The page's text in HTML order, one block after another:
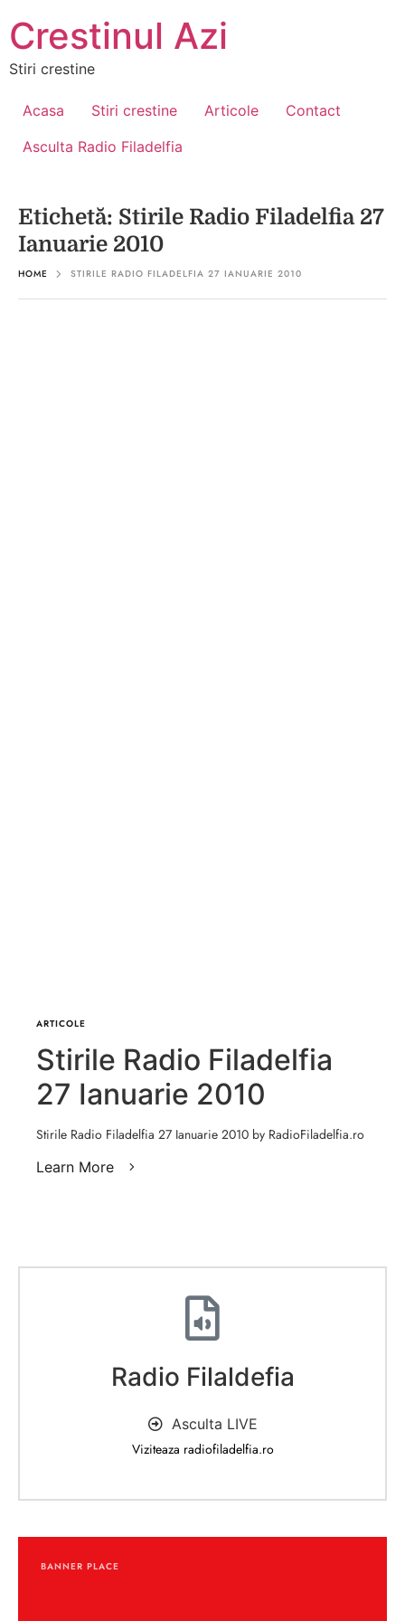
Crestinul Azi
Stiri crestine
Acasa Stiri crestine Articole
Contact
Asculta Radio Filadelfia
Etichetă: Stirile Radio Filadelfia 27
Ianuarie 2010
HOME STIRILE RADIO FILADELFIA 27 IANUARIE 2010
ARTICOLE
Stirile Radio Filadelfia
27 Ianuarie 2010
Stirile Radio Filadelfia 27 Ianuarie 2010 by RadioFiladelfia.ro
Learn More
Radio Filaldefia
Asculta LIVE
Viziteaza radiofiladelfia.ro
BANNER PLACE